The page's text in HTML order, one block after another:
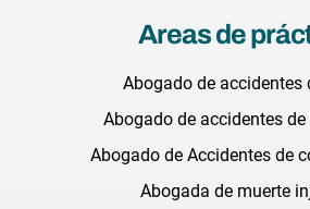
Areas de
Abogado de accidentes
Abogado de accidentes
Abogado de Accidentes de
Abogada de muerte